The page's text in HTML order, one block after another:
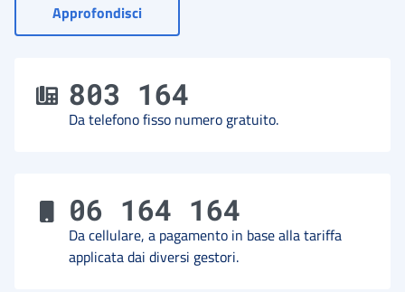
Approfondisci- Vai a Contact Center
803 164
Da telefono fisso numero gratuito.
06 164 164
Da cellulare, a pagamento in base alla tariffa
applicata dai diversi gestori.